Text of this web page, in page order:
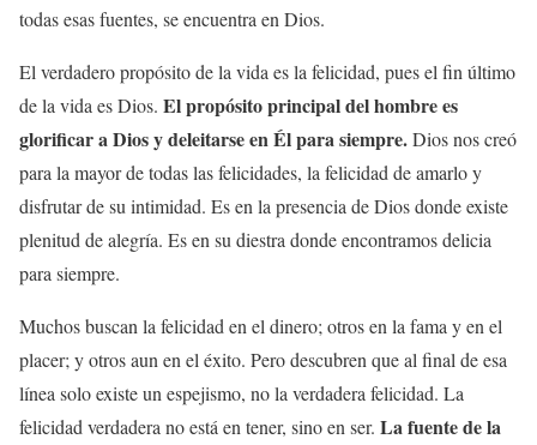
todas esas fuentes, se encuentra en Dios.
El verdadero propósito de la vida es la felicidad, pues el fin último
de la vida es Dios. El propósito principal del hombre es
glorificar a Dios y deleitarse en Él para siempre.Dios nos creó
para la mayor de todas las felicidades, la felicidad de amarlo y
disfrutar de su intimidad. Es en la presencia de Dios donde existe
plenitud de alegría. Es en su diestra donde encontramos delicia
para siempre.
Muchos buscan la felicidad en el dinero; otros en la fama y en el
placer; y otros aun en el éxito. Pero descubren que al final de esa
línea solo existe un espejismo, no la verdadera felicidad. La
felicidad verdadera no está en tener, sino en ser. La fuente de la